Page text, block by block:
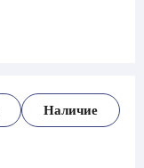
Наличие